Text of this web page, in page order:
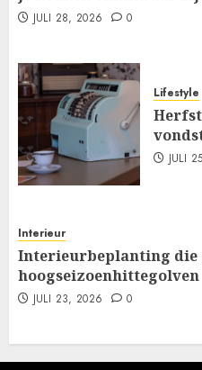
JULI 28, 2026 0
Lifestyle
JULI
Interieur
Interieurbeplanting
hoogseizoenhittegolven
JULI 23, 2026 0